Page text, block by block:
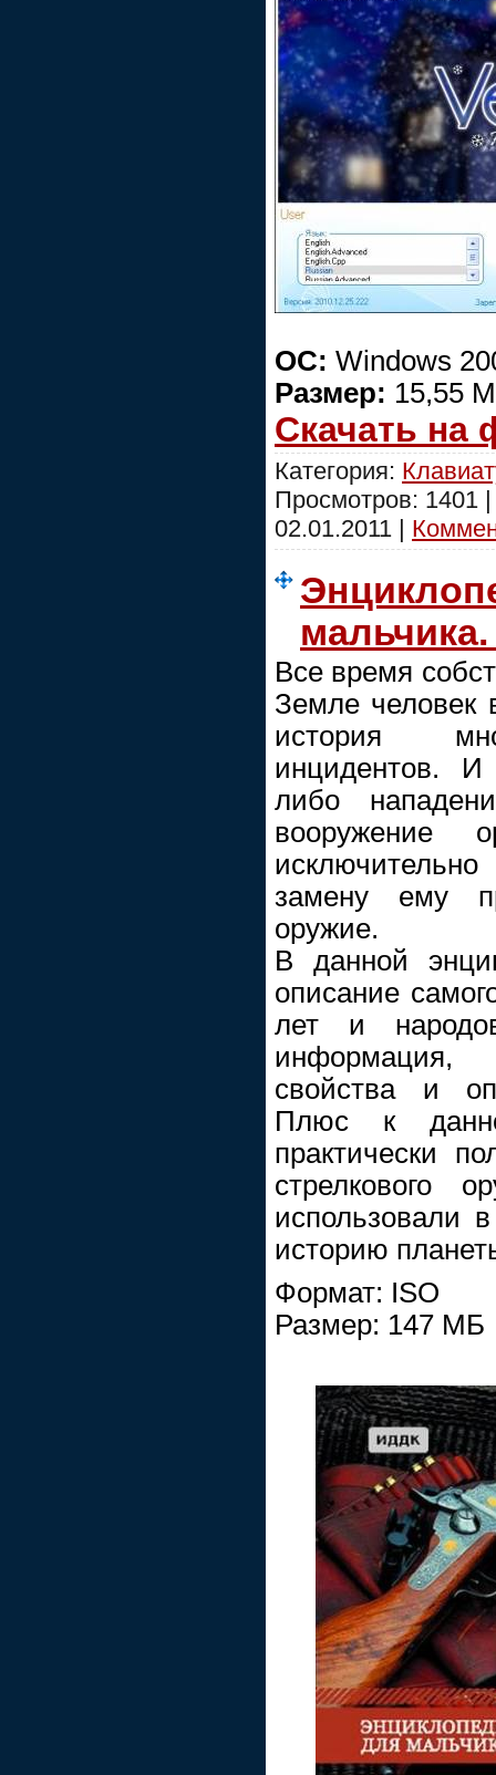
ОС: Windows
Размер: 15,55
Скачать на
Категория:
Просмотров: 1401
02.01.2011 |
Все время
Земле человек
история
инцидентов.
либо
вооружение
замену ему
оружие.
В данной
описание
лет и
свойства и
Плюс к
практически
стрелкового
использовали
историю
Формат: ISO
Размер: 147 МБ